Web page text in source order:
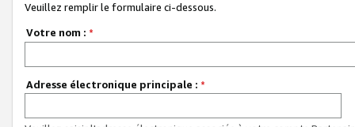
Veuillez remplir le formulaire ci-dessous.
Votre nom : *
Adresse électronique principale : *